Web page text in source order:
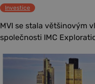
Investice
MVI se stala většinovým
společnosti IMC